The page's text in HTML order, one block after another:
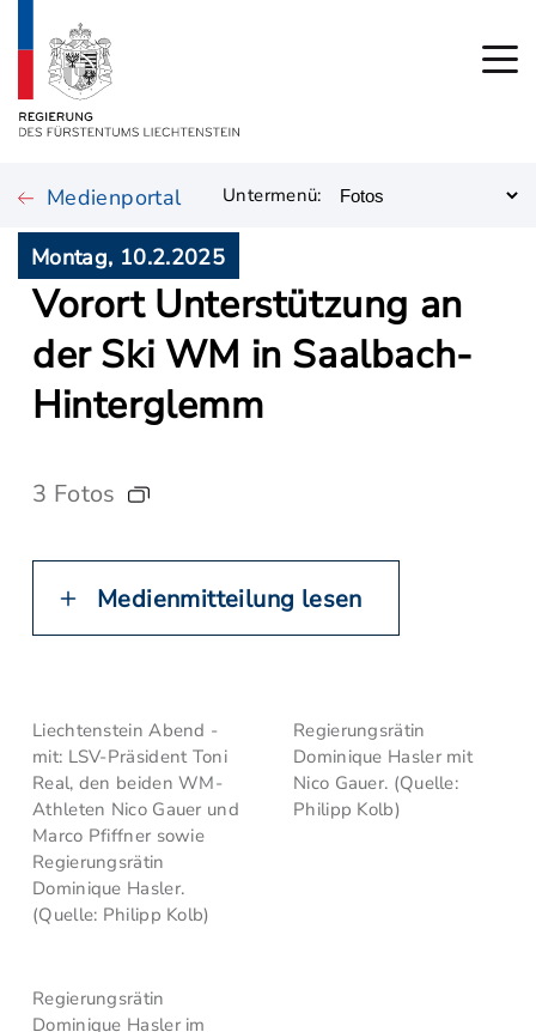
Medienportal Untermenü:
Montag, 10.2.2025
Vorort Unterstützung an
der Ski WM in Saalbach-
Hinterglemm
3 Fotos
Medienmitteilung lesen
Liechtenstein Abend -
mit: LSV-Präsident Toni
Real, den beiden WM-
Athleten Nico Gauer und
Marco Pfiffner sowie
Regierungsrätin
Dominique Hasler.
(Quelle: Philipp Kolb)
Regierungsrätin
Dominique Hasler mit
Nico Gauer. (Quelle:
Philipp Kolb)
Regierungsrätin
Dominique Hasler im